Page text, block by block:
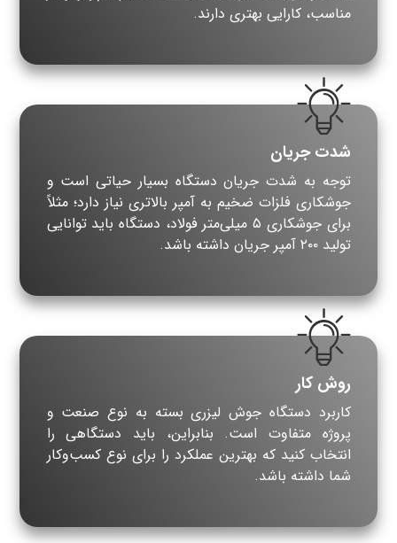
مناسب، کارایی بهتری دارند.
شدت جریان
توجه به شدت جریان دستگاه بسیار حیاتی است و
جوشکاری فلزات ضخیم به آمپر بالاتری نیاز دارد؛ مثلاً
برای جوشکاری ۵ میلی‌متر فولاد، دستگاه باید توانایی
تولید ۲۰۰ آمپر جریان داشته باشد.
روش کار
کاربرد دستگاه جوش لیزری بسته به نوع صنعت و
پروژه متفاوت است. بنابراین، باید دستگاهی را
انتخاب کنید که بهترین عملکرد را برای نوع کسب‌وکار
شما داشته باشد.